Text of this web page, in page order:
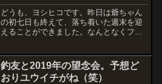
どうも、ヨシヒコです。昨日は爺ちゃん
の初七日も終えて、落ち着いた週末を迎
えることができました。なんとなくフィ
日。数日前に届いたタンデムベルトが放
置状態。いつも相方が捕ま...
釣友と2019年の望念会。予想ど
おりユウイチがね（笑）